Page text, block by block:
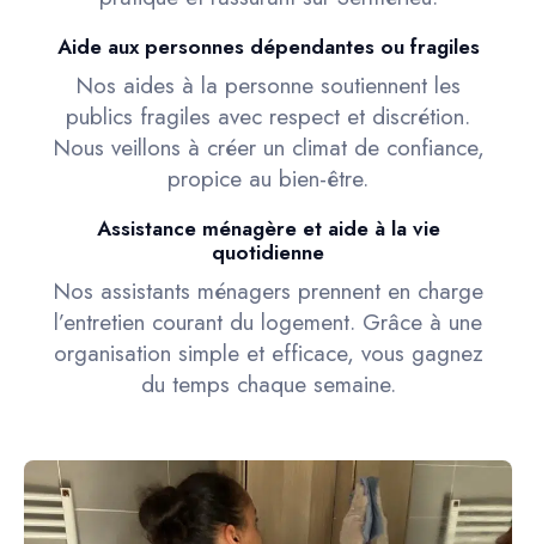
Aide aux personnes dépendantes ou fragiles
Nos aides à la personne soutiennent les
publics fragiles avec respect et discrétion.
Nous veillons à créer un climat de confiance,
propice au bien-être.
Assistance ménagère et aide à la vie
quotidienne
Nos assistants ménagers prennent en charge
l’entretien courant du logement. Grâce à une
organisation simple et efficace, vous gagnez
du temps chaque semaine.